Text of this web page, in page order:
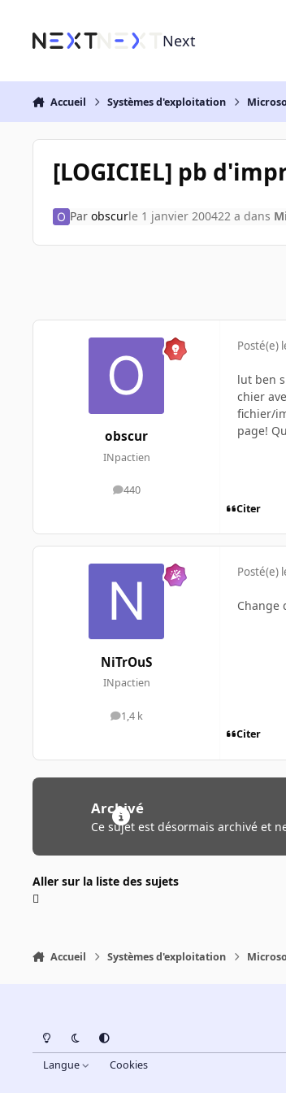
Next
Accueil Systèmes d'exploitation
[LOGICIEL] pb
Par obscurle 1 janvier 200422 a dans
obscur
INpactien
440
messages
Posté(e)
lut ben
chier
fichier/
page!
Citer
NiTrOuS
INpactien
1,4 k
messages
Posté(e)
Change
Citer
Archivé
Ce sujet est désormais archivé et
Aller sur la liste des sujets
Accueil Systèmes d'exploitation
Light ModeDark ModeSystem Preference
Langue Cookies